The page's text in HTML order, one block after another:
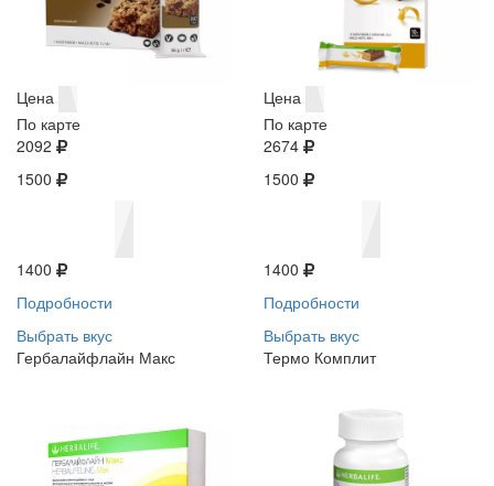
Цена
По карте
2092
1500
1400
Подробности
Выбрать вкус
Цена
По карте
2674
1500
1400
Подробности
Выбрать вкус
Гербалайфлайн Макс
Термо Комплит